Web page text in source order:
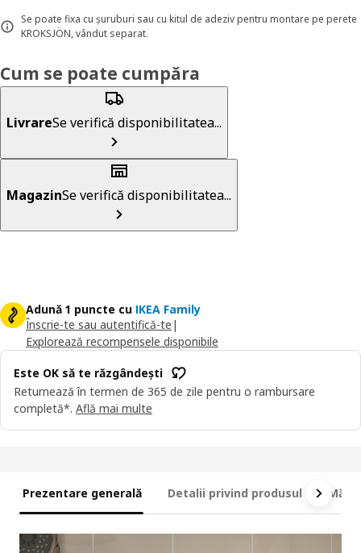
Se poate fixa cu șuruburi sau cu kitul de adeziv pentru montare pe perete
KROKSJÖN, vândut separat.
Cum se poate cumpăra
LivrareSe verifică disponibilitatea...
MagazinSe verifică disponibilitatea...
Adună 1 puncte cu IKEA Family
Înscrie-te sau autentifică-te |
Explorează recompensele disponibile
Este OK să te răzgândești
Returnează în termen de 365 de zile pentru o rambursare
completă*. Află mai multe
Prezentare generală Detalii privind produsul